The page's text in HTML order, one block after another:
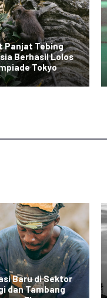
Panjat Tebing
Berhasil Lolos
Tokyo
Baru di Sektor
dan Tambang